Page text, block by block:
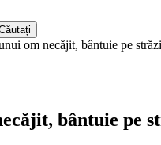
om necăjit, bântuie pe
bântuie pe